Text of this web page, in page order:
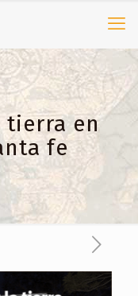
tierra en
fe